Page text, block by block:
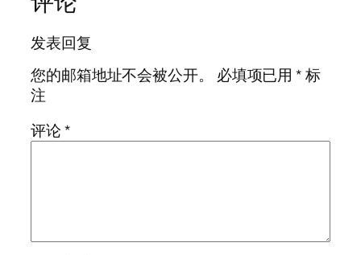
发表回复
您的邮箱地址不会被公开。
必填项已用*标
注
评论*